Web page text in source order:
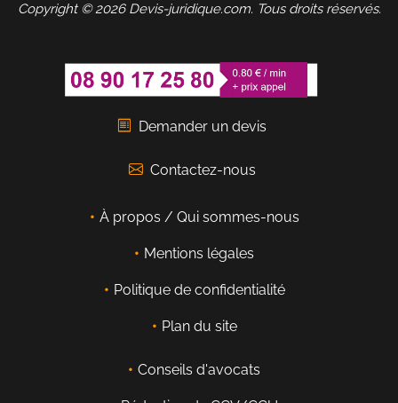
Copyright © 2026 Devis-juridique.com. Tous droits réservés.
Demander un devis
Contactez-nous
À propos / Qui sommes-nous
Mentions légales
Politique de confidentialité
Plan du site
Conseils d'avocats